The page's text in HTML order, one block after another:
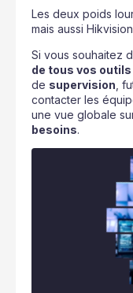
Les deux poids
mais aussi
Si vous souhaitez
de tous vos outils
de supervision ,
contacter les
une vue globale
besoins.